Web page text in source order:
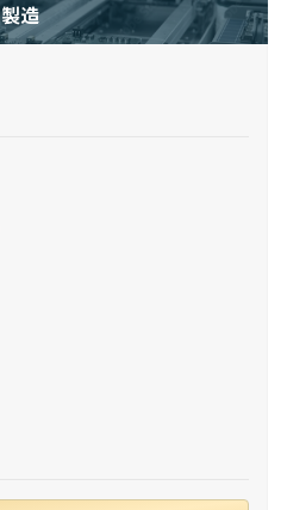
製造